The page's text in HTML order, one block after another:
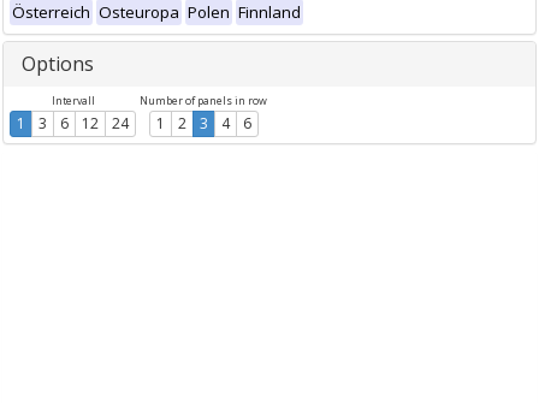
Österreich Osteuropa Polen Finnland
Options
Intervall
1 3 6 12 24
Number of panels in row
1 2 3 4 6